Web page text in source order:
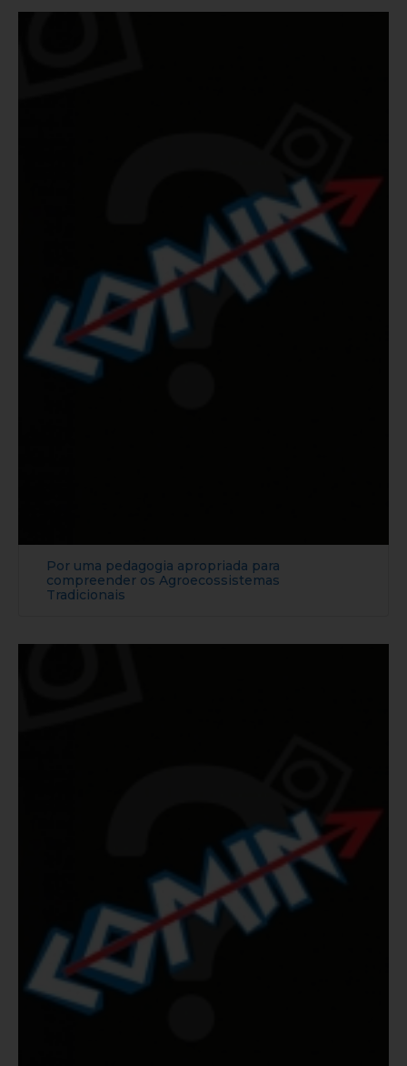
Por uma pedagogia apropriada para
compreender os Agroecossistemas
Tradicionais